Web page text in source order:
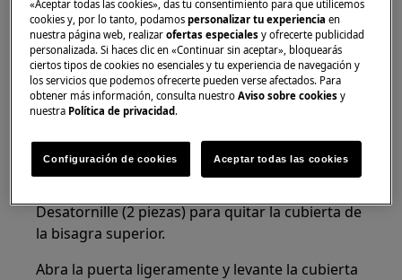
INSTRUMENTOS
1. Destornillador de cruz
2. Llave hexagonal interior de 10 mm
3. Taburete estable (unos 50 cm de altura)
PASO 1
Desatornille (2 piezas) para quitar la cubierta de
la bisagra superior.
Abra la puerta ligeramente y levante la cubierta
«Aceptar todas las cookies», das tu consentimiento para que utilicemos
cookies y, por lo tanto, podamospersonalizar tu experienciaen
nuestra página web, realizarofertas especiales y ofrecerte publicidad
personalizada. Si haces clic en «Continuar sin aceptar», bloquearás
ciertos tipos de cookies no esenciales y tu experiencia de navegación y
los servicios que podemos ofrecerte pueden verse afectados. Para
obtener más información, consulta nuestroAviso sobre cookies y
nuestra Política de privacidad.
Configuración de cookies Aceptar todas las cookies